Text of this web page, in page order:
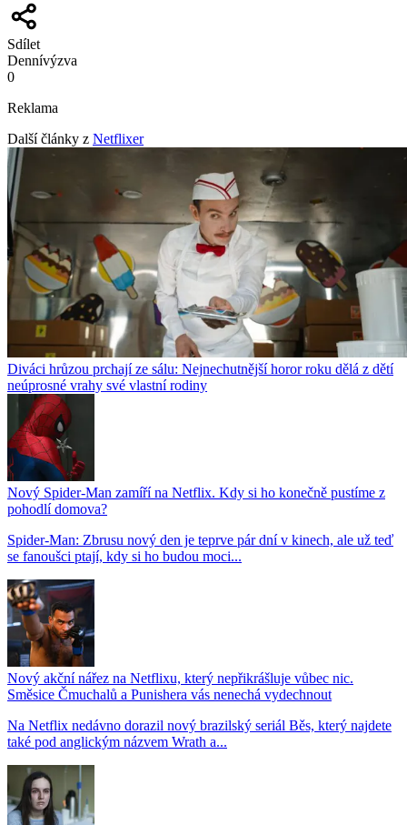
Sdílet
Dennívýzva
0
Reklama
Další články z Netflixer
Diváci hrůzou prchají ze sálu: Nejnechutnější horor roku dělá z dětí
neúprosné vrahy své vlastní rodiny
Nový Spider-Man zamíří na Netflix. Kdy si ho konečně pustíme z
pohodlí domova?
Spider-Man: Zbrusu nový den je teprve pár dní v kinech, ale už teď
se fanoušci ptají, kdy si ho budou moci...
Nový akční nářez na Netflixu, který nepřikrášluje vůbec nic.
Směsice Čmuchalů a Punishera vás nenechá vydechnout
Na Netflix nedávno dorazil nový brazilský seriál Běs, který najdete
také pod anglickým názvem Wrath a...